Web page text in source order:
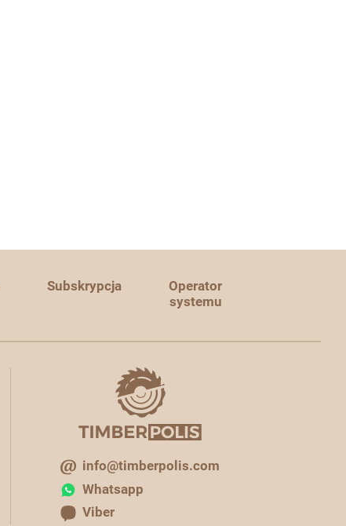
Subskrypcja
Operator
systemu
info@timberpolis.com
Whatsapp
Viber